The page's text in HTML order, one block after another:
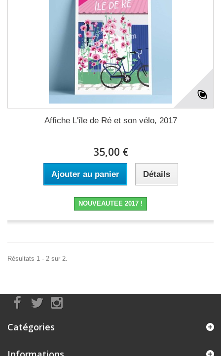
Affiche L'île de Ré et son vélo, 2017
35,00 €
Ajouter au panier Détails
NOUVEAUTEE 2017 !
Résultats 1 - 2 sur 2.
Catégories